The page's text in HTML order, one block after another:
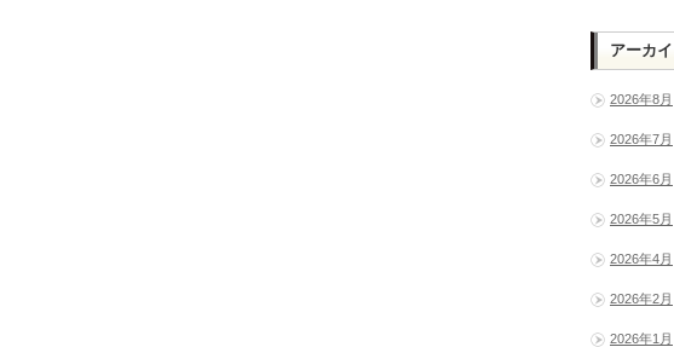
アーカ
2026年8月
2026年7月
2026年6月
2026年5月
2026年4月
2026年2月
2026年1月